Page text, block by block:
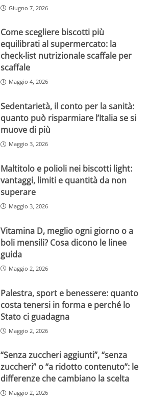
Giugno 7, 2026
Come scegliere biscotti più
equilibrati al supermercato: la
check-list nutrizionale scaffale per
scaffale
Maggio 4, 2026
Sedentarietà, il conto per la sanità:
quanto può risparmiare l’Italia se si
muove di più
Maggio 3, 2026
Maltitolo e polioli nei biscotti light:
vantaggi, limiti e quantità da non
superare
Maggio 3, 2026
Vitamina D, meglio ogni giorno o a
boli mensili? Cosa dicono le linee
guida
Maggio 2, 2026
Palestra, sport e benessere: quanto
costa tenersi in forma e perché lo
Stato ci guadagna
Maggio 2, 2026
“Senza zuccheri aggiunti”, “senza
zuccheri” o “a ridotto contenuto”: le
differenze che cambiano la scelta
Maggio 2, 2026